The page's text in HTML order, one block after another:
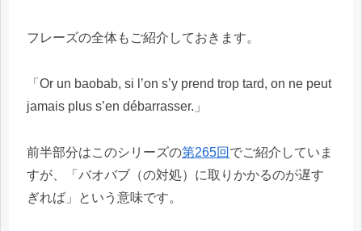
フレーズの全体もご紹介しておきます。
「Or un baobab, si l’on s’y prend trop tard, on ne peut
jamais plus s’en débarrasser.」
前半部分はこのシリーズの第265回 でご紹介していま
すが、「バオバブ（の対処）に取りかかるのが遅す
ぎれば」という意味です。